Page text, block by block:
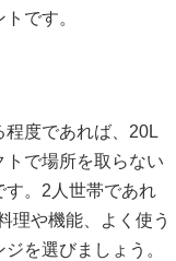
です。
度であれば、20L
で場所を取らない
す。2人世帯であれ
理や機能、よく使う
を選びましょう。